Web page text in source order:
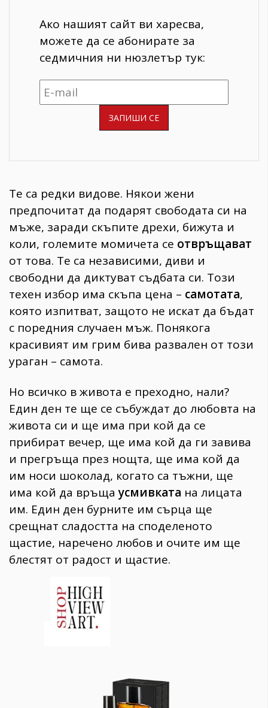
Ако нашият сайт ви харесва,
можете да се абонирате за
седмичния ни нюзлетър тук:
Те са редки видове. Някои жени
предпочитат да подарят свободата си на
мъже, заради скъпите дрехи, бижута и
коли, големите момичета се отвръщават
от това. Те са независими, диви и
свободни да диктуват съдбата си. Този
техен избор има скъпа цена – самотата,
която изпитват, защото не искат да бъдат
с поредния случаен мъж. Понякога
красивият им грим бива развален от този
ураган – самота.
Но всичко в живота е преходно, нали?
Един ден те ще се събуждат до любовта на
живота си и ще има при кой да се
прибират вечер, ще има кой да ги завива
и прегръща през нощта, ще има кой да
им носи шоколад, когато са тъжни, ще
има кой да връщаусмивката на лицата
им. Един ден бурните им сърца ще
срещнат сладостта на споделеното
щастие, наречено любов и очите им ще
блестят от радост и щастие.